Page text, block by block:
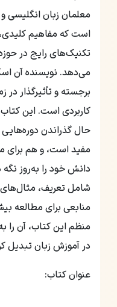
معلمان زبان
است که مفاهیم
تکنیک‌های رایج در
می‌دهد. نویسنده آن
برجسته و تأثیرگذار
کاربردی است. این کتاب
مفید است، و هم برای
دانش خود را به‌روز
شامل تعریف، مثال‌های
منابعی برای مطالعه
منظم این کتاب، آن را
در آموزش زبان تبدیل
عنوان کتاب: